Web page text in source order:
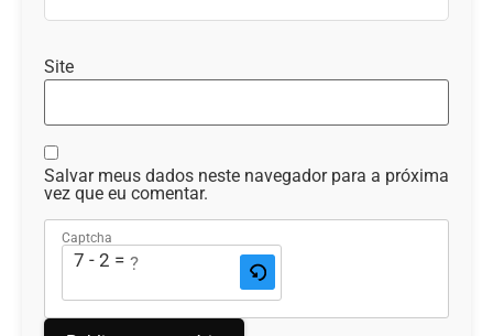
Site
Salvar meus dados neste navegador para a próxima
vez que eu comentar.
Captcha
7 - 2 = ?